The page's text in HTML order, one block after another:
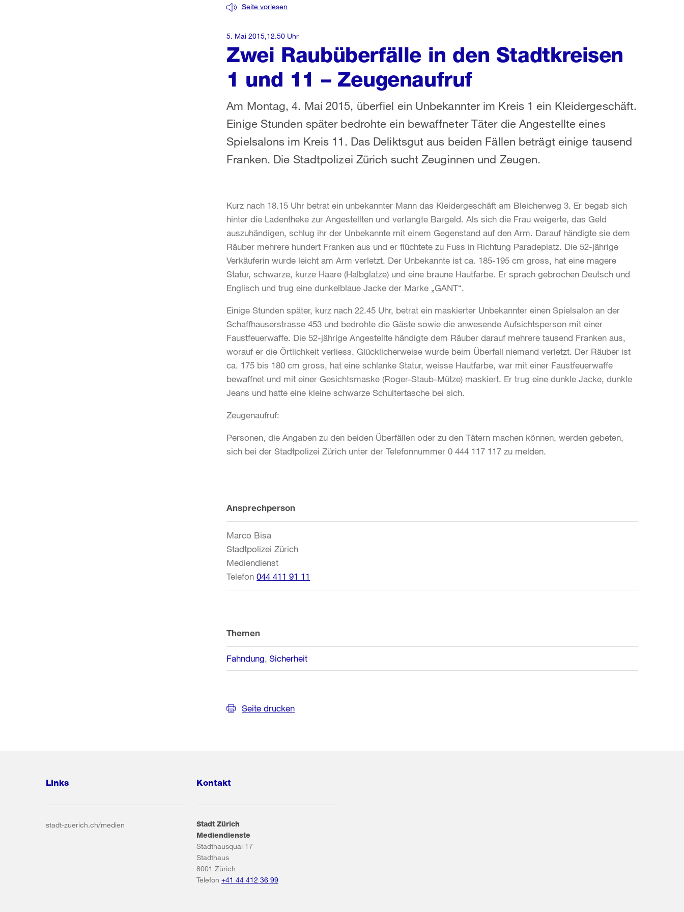
Zwei Raubüberfälle in den Stadtkreisen
1 und 11 – Zeugenaufruf
Seite vorlesen
Am Montag, 4. Mai 2015, überfiel ein Unbekannter im Kreis 1 ein Kleidergeschäft.
Einige Stunden später bedrohte ein bewaffneter Täter die Angestellte eines
Spielsalons im Kreis 11. Das Deliktsgut aus beiden Fällen beträgt einige tausend
Franken. Die Stadtpolizei Zürich sucht Zeuginnen und Zeugen.
5. Mai 2015,12.50 Uhr
Kurz nach 18.15 Uhr betrat ein unbekannter Mann das Kleidergeschäft am Bleicherweg 3. Er begab sich
hinter die Ladentheke zur Angestellten und verlangte Bargeld. Als sich die Frau weigerte, das Geld
auszuhändigen, schlug ihr der Unbekannte mit einem Gegenstand auf den Arm. Darauf händigte sie dem
Räuber mehrere hundert Franken aus und er flüchtete zu Fuss in Richtung Paradeplatz. Die 52-jährige
Verkäuferin wurde leicht am Arm verletzt. Der Unbekannte ist ca. 185-195 cm gross, hat eine magere
Statur, schwarze, kurze Haare (Halbglatze) und eine braune Hautfarbe. Er sprach gebrochen Deutsch und
Englisch und trug eine dunkelblaue Jacke der Marke „GANT“.
Einige Stunden später, kurz nach 22.45 Uhr, betrat ein maskierter Unbekannter einen Spielsalon an der
Schaffhauserstrasse 453 und bedrohte die Gäste sowie die anwesende Aufsichtsperson mit einer
Faustfeuerwaffe. Die 52-jährige Angestellte händigte dem Räuber darauf mehrere tausend Franken aus,
worauf er die Örtlichkeit verliess. Glücklicherweise wurde beim Überfall niemand verletzt. Der Räuber ist
ca. 175 bis 180 cm gross, hat eine schlanke Statur, weisse Hautfarbe, war mit einer Faustfeuerwaffe
bewaffnet und mit einer Gesichtsmaske (Roger-Staub-Mütze) maskiert. Er trug eine dunkle Jacke, dunkle
Jeans und hatte eine kleine schwarze Schultertasche bei sich.
Zeugenaufruf:
Personen, die Angaben zu den beiden Überfällen oder zu den Tätern machen können, werden gebeten,
sich bei der Stadtpolizei Zürich unter der Telefonnummer 0 444 117 117 zu melden.
Weitere
Informationen
Ansprechperson
Marco Bisa
Stadtpolizei Zürich
Mediendienst
Telefon 044 411 91 11
Themen
Fahndung Sicherheit
Seite drucken
Links
stadt-zuerich.ch/medien
Kontakt
Stadt Zürich
Mediendienste
Stadthausquai 17
Stadthaus
8001 Zürich
Telefon +41 44 412 36 99